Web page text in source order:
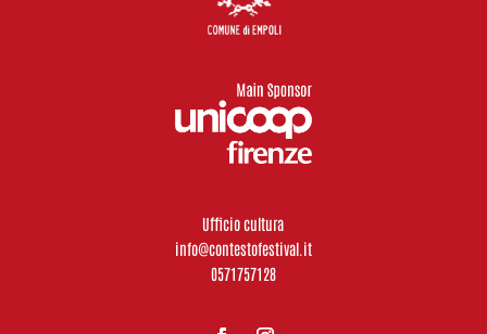
Ufficio cultura
info@contestofestival.it
0571757128